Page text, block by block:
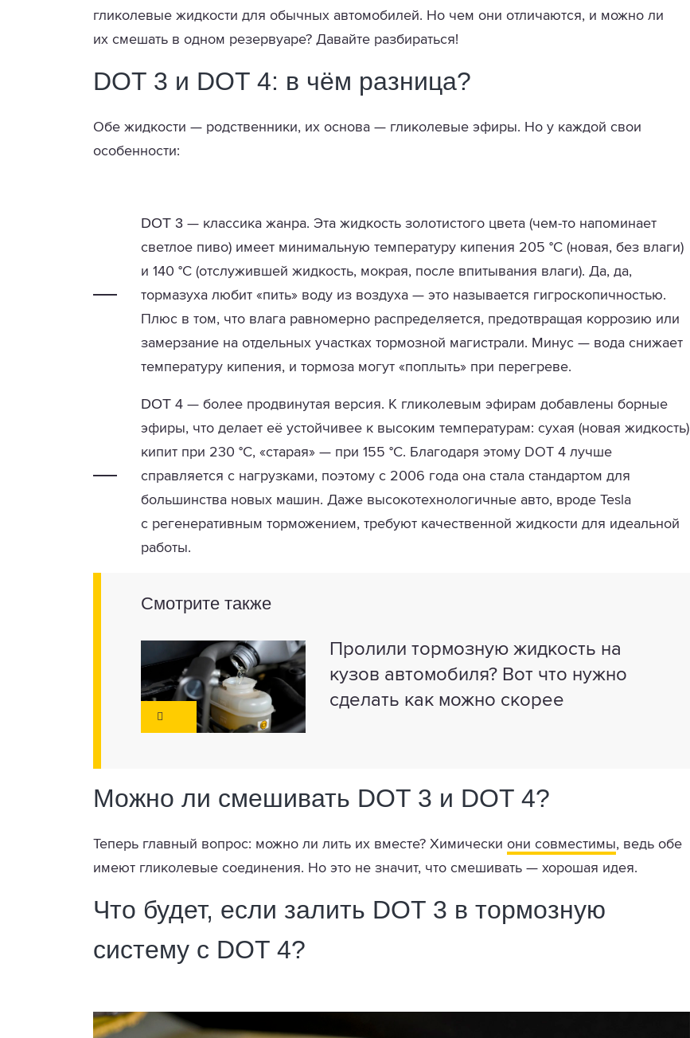
гликолевые жидкости для обычных автомобилей. Но чем они отличаются, и можно ли
их смешать в одном резервуаре? Давайте разбираться!
DOT 3 и DOT 4: в чём разница?
Обе жидкости — родственники, их основа — гликолевые эфиры. Но у каждой свои
особенности:
DOT 3 — классика жанра. Эта жидкость золотистого цвета (чем-то напоминает
светлое пиво) имеет минимальную температуру кипения 205 °C (новая, без влаги)
и 140 °C (отслужившей жидкость, мокрая, после впитывания влаги). Да, да,
тормазуха любит «пить» воду из воздуха — это называется гигроскопичностью.
Плюс в том, что влага равномерно распределяется, предотвращая коррозию или
замерзание на отдельных участках тормозной магистрали. Минус — вода снижает
температуру кипения, и тормоза могут «поплыть» при перегреве.
DOT 4 — более продвинутая версия. К гликолевым эфирам добавлены борные
эфиры, что делает её устойчивее к высоким температурам: сухая (новая жидкость)
кипит при 230 °C, «старая» — при 155 °C. Благодаря этому DOT 4 лучше
справляется с нагрузками, поэтому с 2006 года она стала стандартом для
большинства новых машин. Даже высокотехнологичные авто, вроде Tesla
с регенеративным торможением, требуют качественной жидкости для идеальной
работы.
Смотрите также
Пролили тормозную жидкость на
кузов автомобиля? Вот что нужно
сделать как можно скорее
Можно ли смешивать DOT 3 и DOT 4?
Теперь главный вопрос: можно ли лить их вместе? Химически они совместимы, ведь обе
имеют гликолевые соединения. Но это не значит, что смешивать — хорошая идея.
Что будет, если залить DOT 3 в тормозную
систему с DOT 4?